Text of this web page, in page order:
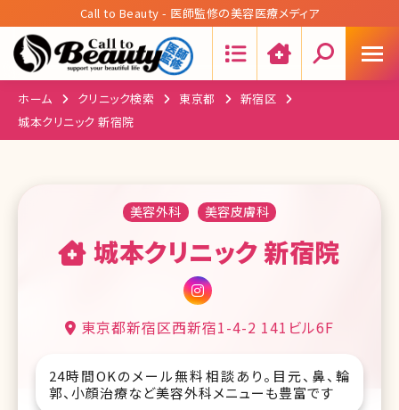
Call to Beauty - 医師監修の美容医療メディア
ホーム クリニック検索 東京都
新宿区
城本クリニック 新宿院
美容外科 美容皮膚科
城本クリニック 新宿院
東京都新宿区西新宿1-4-2 141ビル6F
24時間OKのメール無料相談あり。目元、鼻、輪
郭、小顔治療など美容外科メニューも豊富です